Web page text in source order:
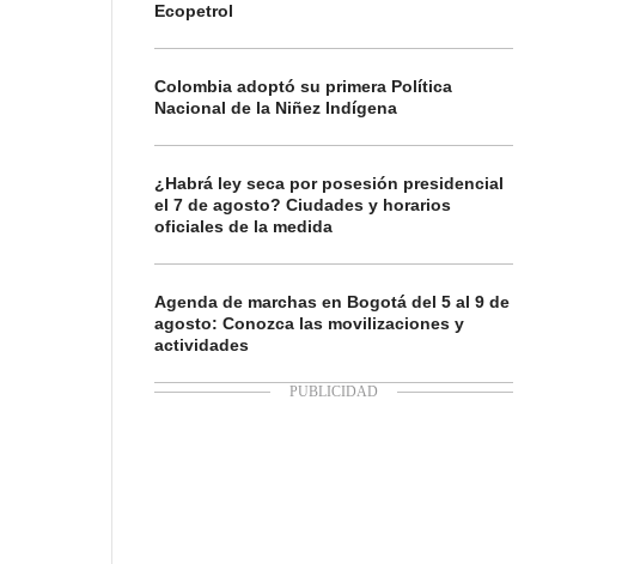
Ecopetrol
Colombia adoptó su primera Política
Nacional de la Niñez Indígena
¿Habrá ley seca por posesión presidencial
el 7 de agosto? Ciudades y horarios
oficiales de la medida
Agenda de marchas en Bogotá del 5 al 9 de
agosto: Conozca las movilizaciones y
actividades